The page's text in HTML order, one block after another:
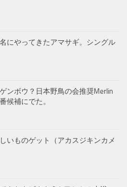
にやってきたアマサギ。シングル
ンボウ？日本野鳥の会推奨Merlin
候補にでた。
いものゲット（アカスジキンカメ